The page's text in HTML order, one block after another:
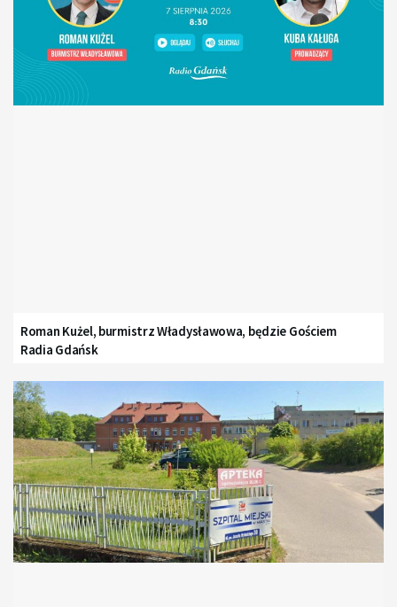
Roman Kużel, burmistrz Władysławowa, będzie Gościem
Radia Gdańsk